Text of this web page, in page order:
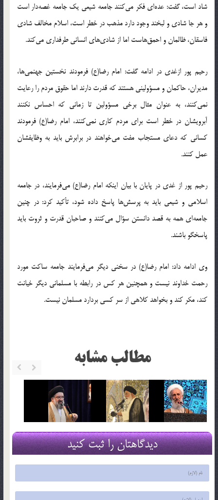
شاد است، گفت: عده‌ای فکر می‌کنند جامعه شیعی یک جامعه غصه‌دار است
و هر جا شادی و لبخند وجود دارد مذهب در خطر است، اسلام مخالف شادی
فاسقان، ظالمان و احمق‌هاست اما از شادی‌های انسانی طرفداری می‌کند.
رحیم پور ازغدی در ادامه گفت: امام رضا(ع) فرمودند نخستین جهنمی‌ها،
مدیران، حاکمان و مسؤولینی هستند که قدرت دارند اما حقوق مردم را رعایت
نمی‌کنند، به عنوان مثال برخی مسؤولین تا زمانی که احساس نکنند
آبرویشان در خطر است برای مردم کاری نمی‌کنند، امام رضا(ع) فرمودند
کسانی که دعای مستجاب مفت می‌خواهند در برابرش باید به وظایفشان
عمل کنند.
رحیم پور از غدی در پایان با بیان اینکه امام رضا(ع) می‌فرمایند، در جامعه
اسلامی و شیعی باید به پرسش‌ها پاسخ داده شود، تأکید کرد: در چنین
جامعه‌ای همه به قصد دانستن سؤال می‌کنند و صاحبان قدرت و ثروت باید
پاسخگو باشند.
وی ادامه داد: امام رضا(ع) در سخنی دیگر می‌فرمایند جامعه ساکت مورد
رحمت خداوند نیست و همچنین هر کس در رابطه با مسلمانی دیگر خیانت
کند، مکر کند و بخواهد کلاهی از سر کسی بردارد مسلمان نیست.
مطالب مشابه
دیدگاهتان را ثبت کنید